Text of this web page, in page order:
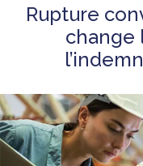
Rupture
change